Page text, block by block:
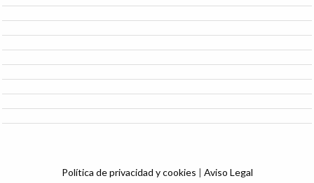
Política de privacidad y cookies | Aviso Legal